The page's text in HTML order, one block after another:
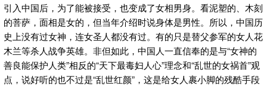
引入中国后，为了能被接受，也变成了女相男身。看泥塑的、木刻
的菩萨，面相是女的，但当年介绍时说身体是男性。所以，中国历
史上没有过女神，连女圣人都没有过。有的只是替父参军的女人花
木兰等杀人战争英雄。非但如此，中国人一直信奉的是与“女神的
善良能保护人类”相反的“天下最毒妇人心”理念和“乱世的女祸首”观
点，说好听的也不过是“乱世红颜”，这是给女人裹小脚的残酷手段